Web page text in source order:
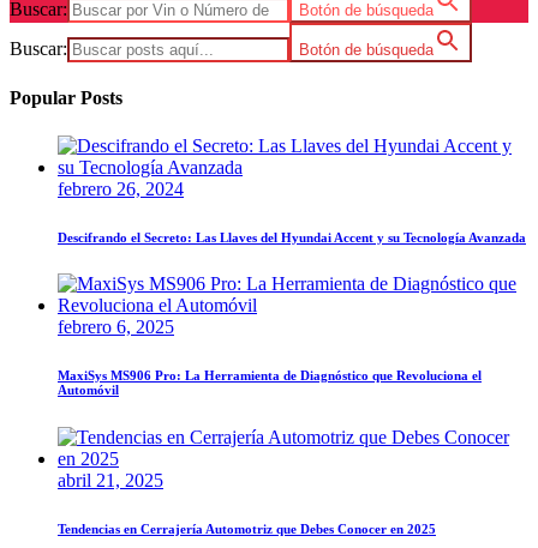
Buscar: Botón de búsqueda
Buscar: Botón de búsqueda
Popular Posts
febrero 26, 2024
Descifrando el Secreto: Las Llaves del Hyundai Accent y su Tecnología Avanzada
febrero 6, 2025
MaxiSys MS906 Pro: La Herramienta de Diagnóstico que Revoluciona el
Automóvil
abril 21, 2025
Tendencias en Cerrajería Automotriz que Debes Conocer en 2025